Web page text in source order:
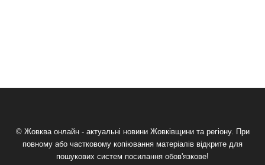
© Жовква онлайн - актуальні новини Жовківщини та регіону. При
повному або частковому копіювання матеріалів відкрите для
пошукових систем посилання обов'язкове!